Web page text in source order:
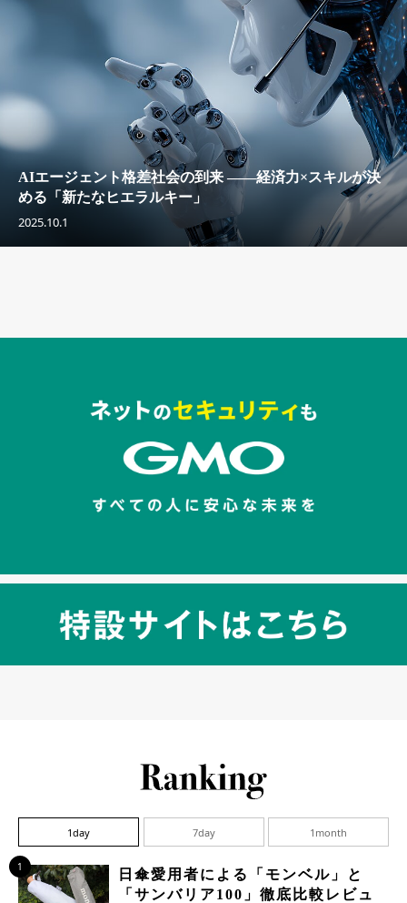
AIエージェント格差社会の到来 ——経済力×スキルが決
める「新たなヒエラルキー」
2025.10.1
セキュリティキャンペーンでのバナー
1day 7day 1month
1
日傘愛用者による「モンベル」と
「サンバリア100」徹底比較レビュ